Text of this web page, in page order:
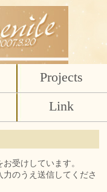
Projects
Link
受けしています。
のうえ送信してくださ